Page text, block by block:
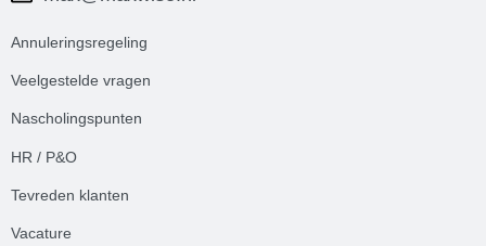
Annuleringsregeling
Veelgestelde vragen
Nascholingspunten
HR / P&O
Tevreden klanten
Vacature